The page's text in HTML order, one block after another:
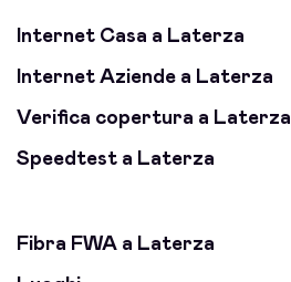
Internet Casa a Laterza
Internet Aziende a Laterza
Verifica copertura a Laterza
Speedtest a Laterza
Fibra FWA a Laterza